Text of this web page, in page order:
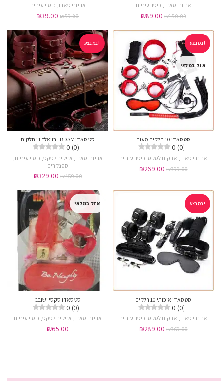
אביזרי סאדו, כיסוי עיניים
₪150.00
₪89.00
אביזרי סאדו, כיסוי עיניים
₪59.00
₪39.00
במבצע!
אזל במלאי
סט סאדו 10 חלקים מעור
0 (0)
אביזרי סאדו, אזיקים לסקס, כיסוי עיניים
₪399.00
₪269.00
במבצע!
סט סאדו BDSM "רויאל" 11 חלקים
0 (0)
אביזרי סאדו, אזיקים לסקס, כיסוי עיניים,
ספנקרים
₪459.00
₪329.00
במבצע!
סט סאדו איכותי 10 חלקים
0 (0)
אביזרי סאדו, אזיקים לסקס, כיסוי עיניים
₪369.00
₪289.00
אזל במלאי
סט סאדו סקסי ושובב
0 (0)
אביזרי סאדו, אזיקים לסקס, כיסוי עיניים
₪65.00